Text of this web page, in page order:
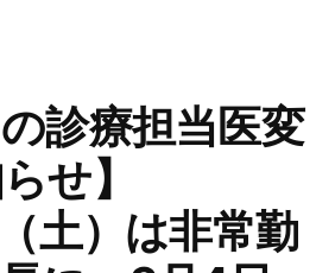
の診療担当医変
せ】
土）は非常勤